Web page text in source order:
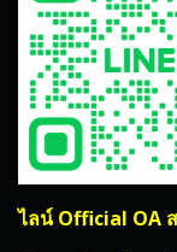
ไลน์ Official OA